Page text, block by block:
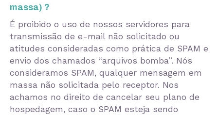
massa) ?
É proibido o uso de nossos servidores para
transmissão de e-mail não solicitado ou
atitudes consideradas como prática de SPAM e
envio dos chamados “arquivos bomba”. Nós
consideramos SPAM, qualquer mensagem em
massa não solicitada pelo receptor. Nos
achamos no direito de cancelar seu plano de
hospedagem, caso o SPAM esteja sendo